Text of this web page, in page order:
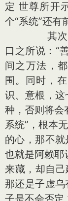
定 世尊所开
个“系统”还有
其次，世
口之所说：“
间之万法，
围。同时，
识、意根，
种，否则将会
系统”，根本
的心，那不就
也就是阿赖耶
来藏，却自
那还是子虚
子是不会否定